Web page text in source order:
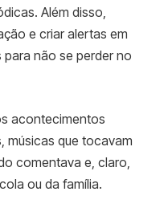
Além disso,
e criar alertas em
não se perder no
acontecimentos
músicas que tocavam
comentava e, claro,
ou da família.